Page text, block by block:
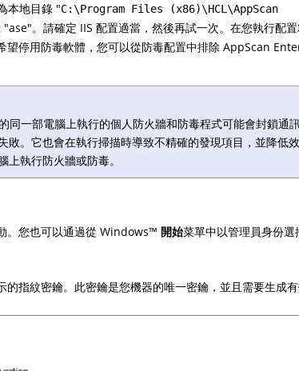
本地目錄 "C:\Program Files (x86)\HCL\AppScan
。請確定 IIS 配置適當，然後再試一次。在您執行配
望停用防毒軟體，您可以從防毒配置中排除 AppScan
一部電腦上執行的個人防火牆和防毒程式可能會封鎖通
敗。它也會在執行掃描時導致不精確的發現項目，並降低
執行防火牆或防毒。
。您也可以通過從Windows™ 開始菜單中以管理員身份選
的指紋密鑰。此密鑰是您機器的唯一密鑰，並且需要生成